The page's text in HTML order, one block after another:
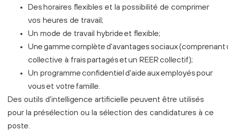
Des horaires flexibles et la possibilité de comprimer
vos heures de travail;
Un mode de travail hybride et flexible;
Une gamme complète d'avantages sociaux (comprenant
collective à frais partagés et un REER collectif);
Un programme confidentiel d'aide aux employés pour
vous et votre famille.
Des outils d'intelligence artificielle peuvent être utilisés
pour la présélection ou la sélection des candidatures à ce
poste.